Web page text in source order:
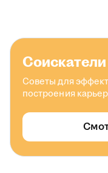
Соискатели
Советы для
построения